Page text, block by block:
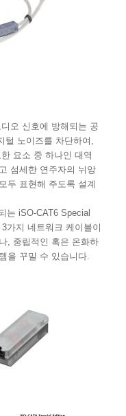
오 신호에 방해되는 공
털 노이즈를 차단하여,
요소 중 하나인 대역
섬세한 연주자의 뉘앙
두 표현해 주도록 설계
는 iSO-CAT6 Special
가지 네트워크 케이블이
, 중립적인 혹은 온화하
을 꾸밀 수 있습니다.